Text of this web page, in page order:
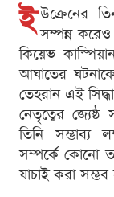
ই উক্রেনের
সম্পন্ন করেও
কিয়েভ
আঘাতের
তেহরান এই
নেতৃত্বের
তিনি সম্ভাব্য
সম্পর্কে কোনো
যাচাই করা সম্ভব